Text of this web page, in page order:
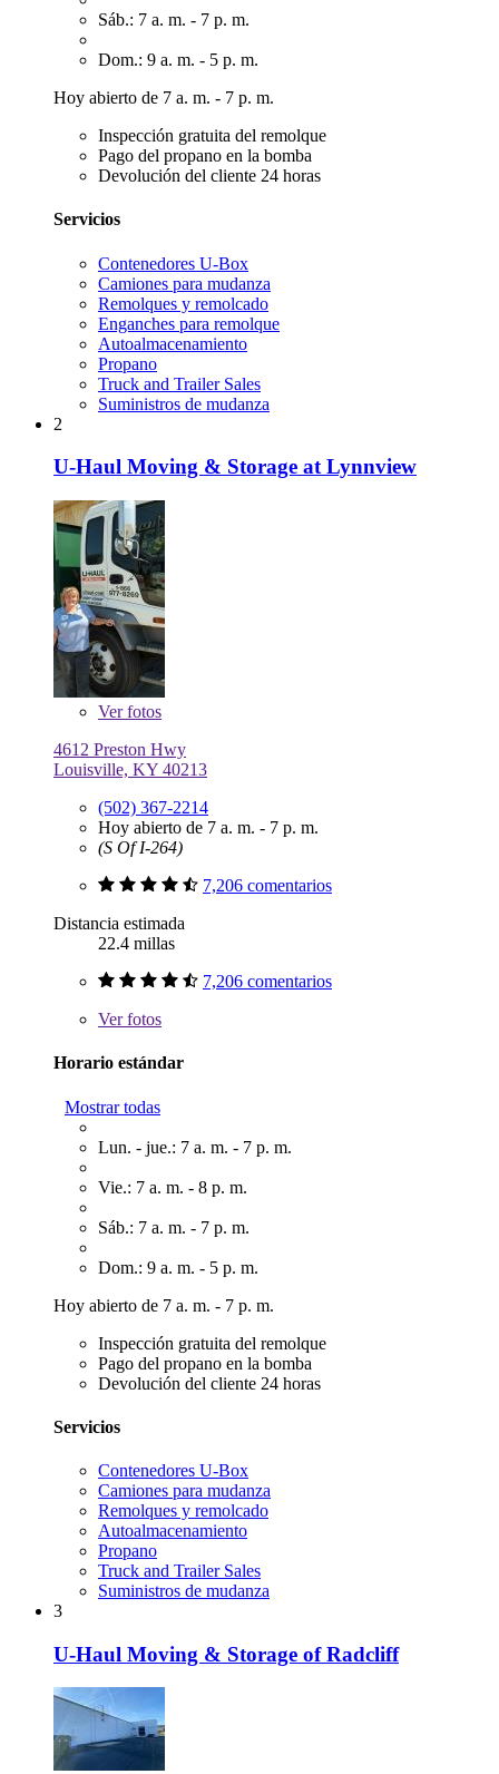
Sáb.: 7 a. m. - 7 p. m.
Dom.: 9 a. m. - 5 p. m.
Hoy abierto de 7 a. m. - 7 p. m.
Inspección gratuita del remolque
Pago del propano en la bomba
Devolución del cliente 24 horas
Servicios
Contenedores U-Box
Camiones para mudanza
Remolques y remolcado
Enganches para remolque
Autoalmacenamiento
Propano
Truck and Trailer Sales
Suministros de mudanza
2
U-Haul Moving & Storage at Lynnview
Verfotos
4612 Preston Hwy
Louisville, KY 40213
(502) 367-2214
Hoy abierto de 7 a. m. - 7 p. m.
(S Of I-264)
7,206 comentarios
Distancia estimada
22.4 millas
7,206 comentarios
Verfotos
Horario estándar
Mostrar todas
Lun. - jue.: 7 a. m. - 7 p. m.
Vie.: 7 a. m. - 8 p. m.
Sáb.: 7 a. m. - 7 p. m.
Dom.: 9 a. m. - 5 p. m.
Hoy abierto de 7 a. m. - 7 p. m.
Inspección gratuita del remolque
Pago del propano en la bomba
Devolución del cliente 24 horas
Servicios
Contenedores U-Box
Camiones para mudanza
Remolques y remolcado
Autoalmacenamiento
Propano
Truck and Trailer Sales
Suministros de mudanza
3
U-Haul Moving & Storage of Radcliff